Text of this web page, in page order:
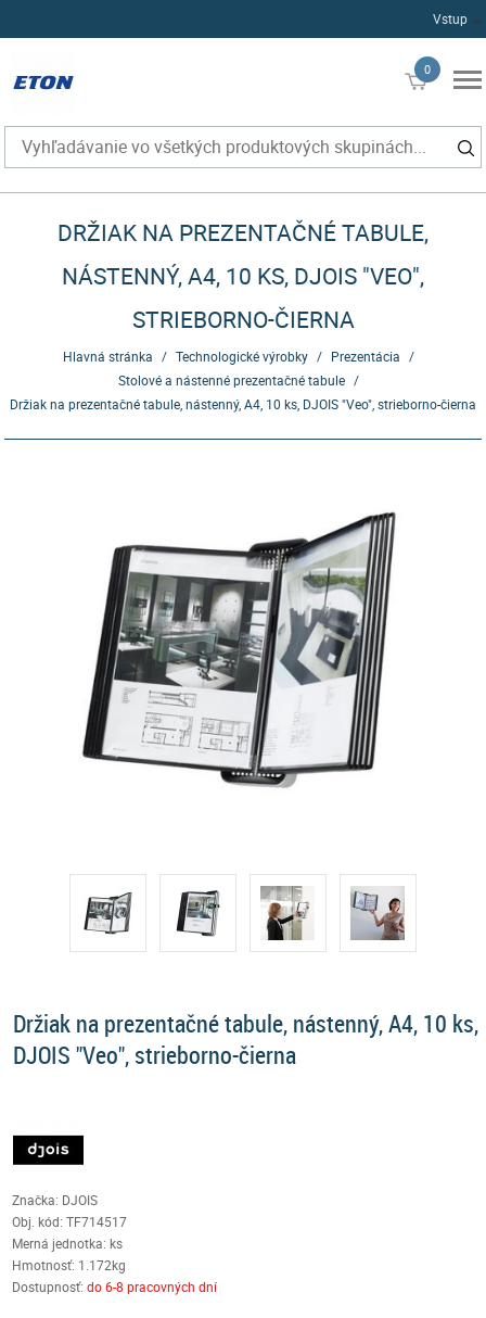
Vstup
0
€0
DRŽIAK NA PREZENTAČNÉ TABULE,
NÁSTENNÝ, A4, 10 KS, DJOIS "VEO",
STRIEBORNO-ČIERNA
Hlavná stránka / Technologické výrobky / Prezentácia /
Stolové a nástenné prezentačné tabule /
Držiak na prezentačné tabule, nástenný, A4, 10 ks, DJOIS "Veo", strieborno-čierna
Držiak na prezentačné tabule, nástenný, A4, 10 ks,
DJOIS "Veo", strieborno-čierna
Značka: DJOIS
Obj. kód:TF714517
Merná jednotka: ks
Hmotnosť: 1.172kg
Dostupnosť:do 6-8 pracovných dní